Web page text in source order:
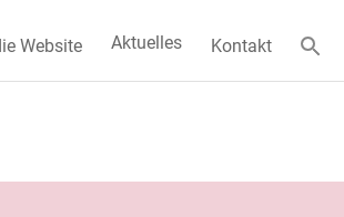
Website Aktuelles Kontakt